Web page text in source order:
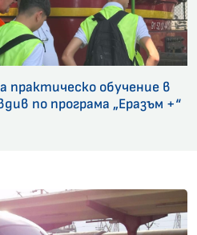
практическо обучение в
по програма „Еразъм +“